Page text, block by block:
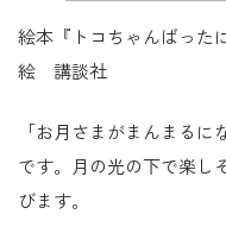
絵本『トコちゃんばっ
絵 講談社
「お月さまがまんまる
です。月の光の下で楽し
びます。